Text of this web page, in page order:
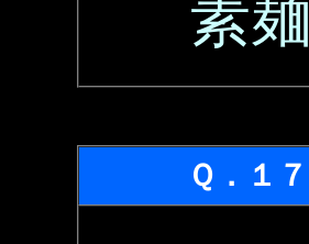
素麺
Ｑ．１７